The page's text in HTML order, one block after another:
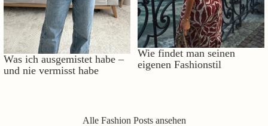
Was ich ausgemistet habe –
und nie vermisst habe
Wie findet man seinen
eigenen Fashionstil
Alle Fashion Posts ansehen